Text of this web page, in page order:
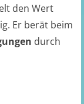
den Wert
Er berät beim
durch